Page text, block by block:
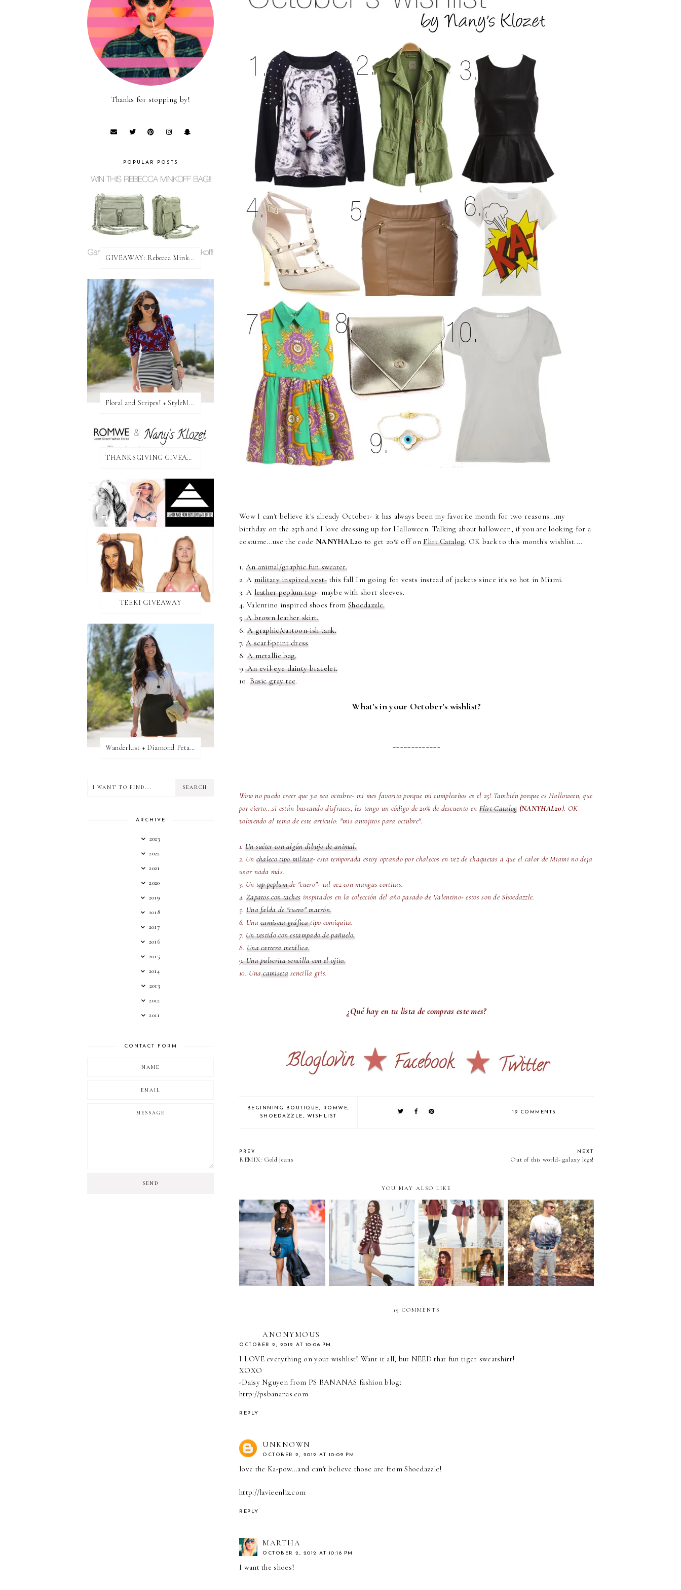
Wow I can't believe it's already October- it has always been my favorite month for two reasons...my
birthday on the 25th and I love dressing up for Halloween. Talking about halloween, if you are looking for a
costume...use the code NANYHAL20 to get 20% off onFlirt Catalog. OK back to this month's wishlist....
1. An animal/graphic fun sweater.
2. A military inspired vest- this fall I'm going for vests instead of jackets since it's so hot in Miami.
3. A leather peplum top- maybe with short sleeves.
4. Valentino inspired shoes from Shoedazzle.
5.A brown leather skirt.
6. A graphic/cartoon-ish tank.
7. A scarf-print dress
8. A metallic bag.
9.An evil-eye dainty bracelet.
10.Basic gray tee.
What's in your October's wishlist?
Wow no puedo creer que ya sea octubre- mi mes favorito porque mi cumpleaños es el 25! También porque es Halloween, que
por cierto...si están buscando disfraces, les tengo un código de 20% de descuento en Flirt Catalog (NANYHAL20). OK
volviendo al tema de este artículo: "mis antojitos para octubre".
1. Un suéter con algún dibujo de animal.
2. Un chaleco tipo militar- esta temporada estoy optando por chalecos en vez de chaquetas a que el calor de Miami no deja
usar nada más.
3. Un top peplumde "cuero"- tal vez con mangas cortitas.
4. Zapatos con taches inspirados en la colección del año pasado de Valentino- estos son de Shoedazzle.
5. Una falda de "cuero" marrón.
6. Unacamiseta gráficatipo comiquita.
7. Un vestido con estampado de pañuelo.
8. Una cartera metálica.
9. Una pulserita sencilla con el ojito.
10. Unacamisetasencilla gris.
¿Qué hay en tu lista de compras este mes?
BEGINNING BOUTIQUE, ROMWE,
SHOEDAZZLE, WISHLIST
19 COMMENTS
PREV
REMIX: Gold jeans
NEXT
Out of this world- galaxy legs!
YOU MAY ALSO LIKE
Je T'aime.... Queen of Hearts!
REMIX: oxblood
skirt... **updated**
HIS KLOZET:
"Vampire Weekend"
19 COMMENTS
ANONYMOUS
OCTOBER 2, 2012 AT 10:06 PM
I LOVE everything on your wishlist! Want it all, but NEED that fun tiger sweatshirt!
XOXO
-Daisy Nguyen from PS BANANAS fashion blog:
http://psbananas.com
REPLY
UNKNOWN
OCTOBER 2, 2012 AT 10:09 PM
love the Ka-pow...and can't believe those are from Shoedazzle!
http://lavieenliz.com
REPLY
MARTHA
OCTOBER 2, 2012 AT 10:18 PM
I want the shoes!
Thanks for stopping by!
POPULAR POSTS
GIVEAWAY: Rebecca Minkoff Bag!
Floral and Stripes! + StyleMint GIVEAWAY!
THANKSGIVING GIVEAWAY!
TEEKI GIVEAWAY
Wanderlust + Diamond Petal Giveaway
ARCHIVE
2023
2022
2021
2020
2019
2018
2017
2016
2015
2014
2013
2012
2011
CONTACT FORM